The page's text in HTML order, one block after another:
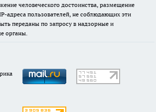
человеческого достоинства, размещение
адреса пользователей, не соблюдающих эти
переданы по запросу в надзорные и
органы.